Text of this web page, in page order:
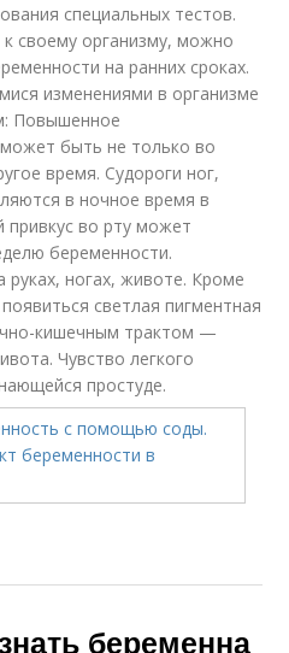
специальных тестов.
своему организму, можно
на ранних сроках.
изменениями в организме
Повышенное
быть не только во
время. Судороги ног,
в ночное время в
привкус во рту может
беременности.
ногах, животе. Кроме
светлая пигментная
кишечным трактом —
Чувство легкого
простуде.
беременна